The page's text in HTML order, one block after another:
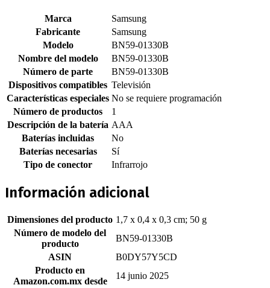
Marca
‎Samsung
Fabricante
‎Samsung
Modelo
‎BN59-01330B
Nombre del modelo
‎BN59-01330B
Número de parte
‎BN59-01330B
Dispositivos compatibles ‎Televisión
Características especiales ‎No se requiere programación
Número de productos
‎1
Descripción de la batería ‎AAA
Baterías incluidas
‎No
Baterías necesarias
‎Sí
Tipo de conector
‎Infrarrojo
Información adicional
Dimensiones del producto 1,7 x 0,4 x 0,3 cm; 50 g
Número de modelo del
producto
BN59-01330B
ASIN
B0DY57Y5CD
Producto en
Amazon.com.mx desde
14 junio 2025